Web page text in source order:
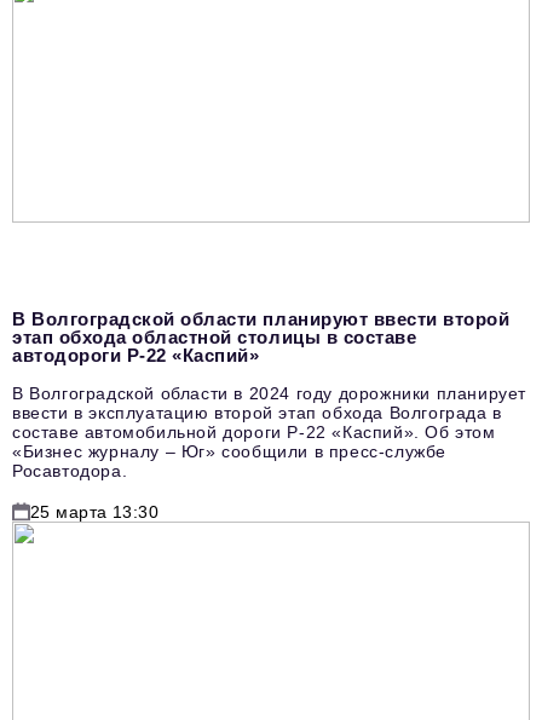
В Волгоградской области планируют ввести второй
этап обхода областной столицы в составе
автодороги Р-22 «Каспий»
В Волгоградской области в 2024 году дорожники планирует
ввести в эксплуатацию второй этап обхода Волгограда в
составе автомобильной дороги Р-22 «Каспий». Об этом
«Бизнес журналу – Юг» сообщили в пресс-службе
Росавтодора.
25 марта 13:30